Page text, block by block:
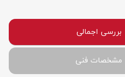
بررسی اجمالی
مشخصات فنی